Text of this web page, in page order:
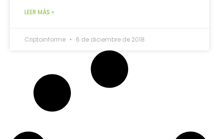
LEER MÁS »
Criptoinforme 6 de diciembre de 2018